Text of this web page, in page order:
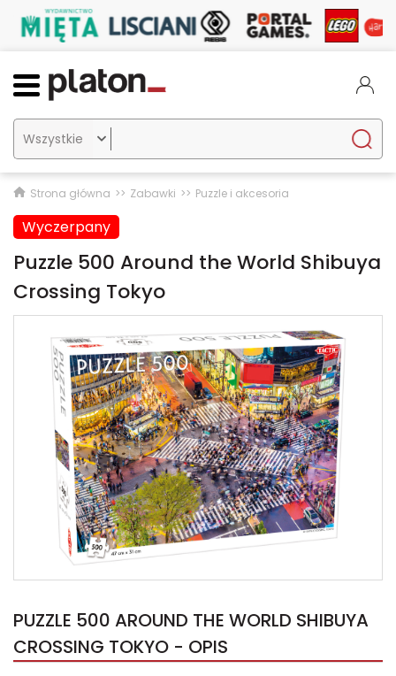

Strona główna Zabawki Puzzle i akcesoria
Wyczerpany
Puzzle 500 Around the World Shibuya
Crossing Tokyo
PUZZLE 500 AROUND THE WORLD SHIBUYA
CROSSING TOKYO - OPIS